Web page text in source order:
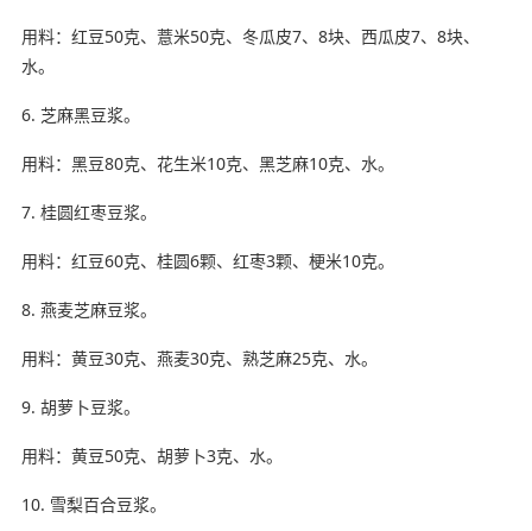
用料：红豆50克、薏米50克、冬瓜皮7、8块、西瓜皮7、8块、
水。
6. 芝麻黑豆浆。
用料：黑豆80克、花生米10克、黑芝麻10克、水。
7. 桂圆红枣豆浆。
用料：红豆60克、桂圆6颗、红枣3颗、梗米10克。
8. 燕麦芝麻豆浆。
用料：黄豆30克、燕麦30克、熟芝麻25克、水。
9. 胡萝卜豆浆。
用料：黄豆50克、胡萝卜3克、水。
10. 雪梨百合豆浆。